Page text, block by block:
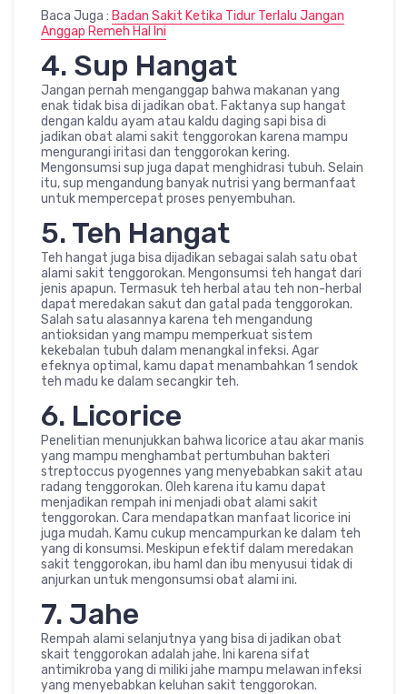
Baca Juga : Badan Sakit Ketika Tidur Terlalu Jangan
Anggap Remeh Hal Ini
4. Sup Hangat
Jangan pernah menganggap bahwa makanan yang
enak tidak bisa di jadikan obat. Faktanya sup hangat
dengan kaldu ayam atau kaldu daging sapi bisa di
jadikan obat alami sakit tenggorokan karena mampu
mengurangi iritasi dan tenggorokan kering.
Mengonsumsi sup juga dapat menghidrasi tubuh. Selain
itu, sup mengandung banyak nutrisi yang bermanfaat
untuk mempercepat proses penyembuhan.
5. Teh Hangat
Teh hangat juga bisa dijadikan sebagai salah satu obat
alami sakit tenggorokan. Mengonsumsi teh hangat dari
jenis apapun. Termasuk teh herbal atau teh non-herbal
dapat meredakan sakut dan gatal pada tenggorokan.
Salah satu alasannya karena teh mengandung
antioksidan yang mampu memperkuat sistem
kekebalan tubuh dalam menangkal infeksi. Agar
efeknya optimal, kamu dapat menambahkan 1 sendok
teh madu ke dalam secangkir teh.
6. Licorice
Penelitian menunjukkan bahwa licorice atau akar manis
yang mampu menghambat pertumbuhan bakteri
streptoccus pyogennes yang menyebabkan sakit atau
radang tenggorokan. Oleh karena itu kamu dapat
menjadikan rempah ini menjadi obat alami sakit
tenggorokan. Cara mendapatkan manfaat licorice ini
juga mudah. Kamu cukup mencampurkan ke dalam teh
yang di konsumsi. Meskipun efektif dalam meredakan
sakit tenggorokan, ibu haml dan ibu menyusui tidak di
anjurkan untuk mengonsumsi obat alami ini.
7. Jahe
Rempah alami selanjutnya yang bisa di jadikan obat
skait tenggorokan adalah jahe. Ini karena sifat
antimikroba yang di miliki jahe mampu melawan infeksi
yang menyebabkan keluhan sakit tenggorokan.